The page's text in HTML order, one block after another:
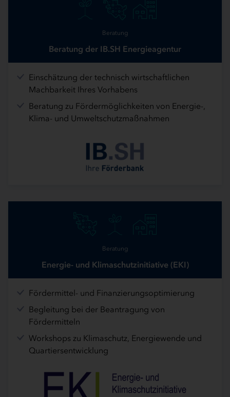
Beratung
Beratung der IB.SH Energieagentur
Einschätzung der technisch wirtschaftlichen
Machbarkeit Ihres Vorhabens
Beratung zu Fördermöglichkeiten von Energie-,
Klima- und Umweltschutzmaßnahmen
Beratung
Energie- und Klimaschutzinitiative (EKI)
Fördermittel- und Finanzierungsoptimierung
Begleitung bei der Beantragung von
Fördermitteln
Workshops zu Klimaschutz, Energiewende und
Quartiersentwicklung